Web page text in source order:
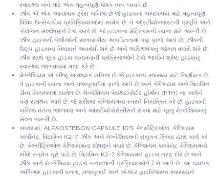
સ્વાસ્થ્ય બંને માટે એક મહત્વપૂર્ણ પોષક તત્વ બનાવે છે.
ઝીંક એ એક આવશ્યક ટ્રેસ ખનિજ છે જે હાડકાના ચયાપચય માટે મહત્વપૂર્ણ
વિવિધ ઉત્સેચકીય પ્રતિક્રિયાઓમાં સામેલ છે. તે ઓસ્ટીયોબ્લાસ્ટની પ્રવૃત્તિ અને
કોલેજન સંશ્લેષણને ટેકો આપે છે, જે હાડકાના મેટ્રિક્સની રચના માટે જરૂરી છે.
ઝીંક હાડકાની પેશીઓની માળખાકીય અખંડિતતામાં પણ ફાળો આપે છે. ઝીંકની
ઉણપ હાડકાના વિકાસને અવરોધી શકે છે અને અસ્થિભંગનું જોખમ વધારી શકે છે.
ઝીંક સાથે પૂરક હાડકા બનાવવાની પ્રક્રિયાઓને ટેકો આપીને શ્રેષ્ઠ હાડકાનું
સ્વાસ્થ્ય જાળવવામાં મદદ કરે છે.
મેગ્નેશિયમ એ બીજું આવશ્યક ખનિજ છે જે હાડકાના સ્વાસ્થ્ય માટે નિર્ણાયક છે.
તે હાડકાની રચના અને મજબૂતાઈમાં ફાળો આપે છે અને કેલ્શિયમ અને વિટામિન
ડીના નિયમનમાં સામેલ છે. મેગ્નેશિયમ પેરાથાઈરોઈડ હોર્મોન (PTH) ના કાર્યને
પણ સમર્થન આપે છે, જે શરીરમાં કેલ્શિયમના સ્તરને નિયંત્રિત કરે છે. હાડકાની
ખનિજ ઘનતા જાળવવા અને ઓસ્ટીયોપોરોસીસને રોકવા માટે પૂરતું મેગ્નેશિયમનું
સેવન જરૂરી છે.
સારાંશમાં, ALFAOSTEBON CAPSULE 10'S કેલ્સીટ્રિઓલ, કેલ્શિયમ
કાર્બોનેટ, વિટામિન K2-7, ઝીંક અને મેગ્નેશિયમની સંયુક્ત ક્રિયા દ્વારા કાર્ય કરે
છે. કેલ્સીટ્રિઓલ કેલ્શિયમના શોષણને વધારે છે, કેલ્શિયમ કાર્બોનેટ કેલ્શિયમનો
સીધો સ્ત્રોત પૂરો પાડે છે, વિટામિન K2-7 કેલ્શિયમને હાડકાં તરફ દોરે છે અને
ઝીંક અને મેગ્નેશિયમ હાડકા બનાવવાની પ્રક્રિયાઓને ટેકો આપે છે. આ વ્યાપક
અભિગમ હાડકાની ઘનતા, મજબૂતાઈ અને એકંદર હાડપિંજરના સ્વાસ્થ્યને